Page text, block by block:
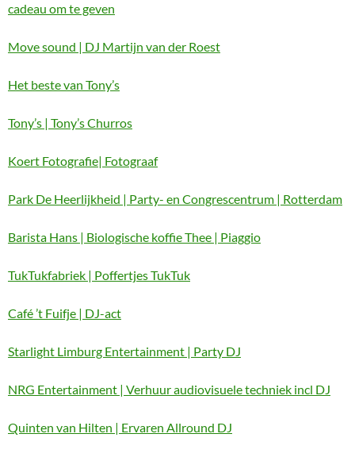
cadeau om te geven
Move sound | DJ Martijn van der Roest
Het beste van Tony’s
Tony’s | Tony’s Churros
Koert Fotografie| Fotograaf
Park De Heerlijkheid | Party- en Congrescentrum | Rotterdam
Barista Hans | Biologische koffie Thee | Piaggio
TukTukfabriek | Poffertjes TukTuk
Café ’t Fuifje | DJ-act
Starlight Limburg Entertainment | Party DJ
NRG Entertainment | Verhuur audiovisuele techniek incl DJ
Quinten van Hilten | Ervaren Allround DJ